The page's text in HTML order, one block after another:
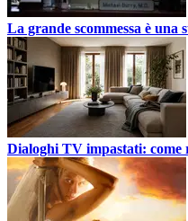
La grande scommessa è una
Dialoghi TV impastati: come